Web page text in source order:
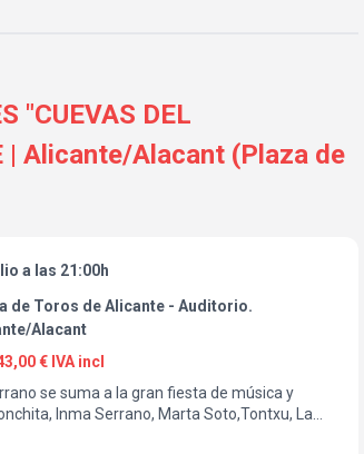
"CUEVAS DEL
| Alicante/Alacant (Plaza de
a las 21:00h
de Toros de Alicante - Auditorio.
Alacant
€ IVA incl
se suma a la gran fiesta de música y
Inma Serrano, Marta Soto,Tontxu, La
Martín, Mercedes Cañas, Carlos Chauen,